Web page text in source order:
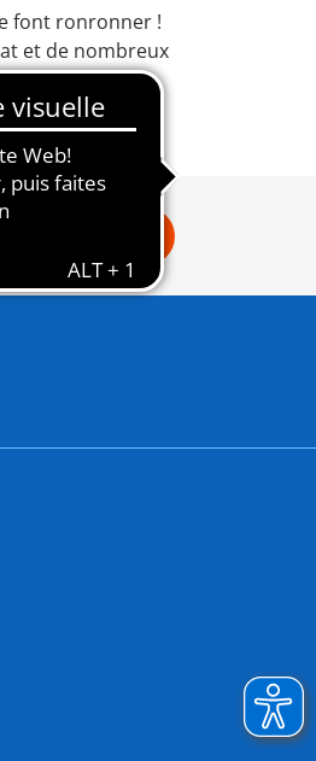
font ronronner !
et de nombreux